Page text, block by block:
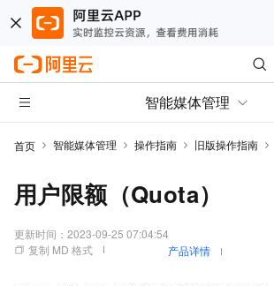
智能媒体管理
首页 智能媒体管理 操作指南 旧版操作指南
用户限额（Quota）
更新时间： 2023-09-25 07:04:54
复制 MD 格式
产品详情